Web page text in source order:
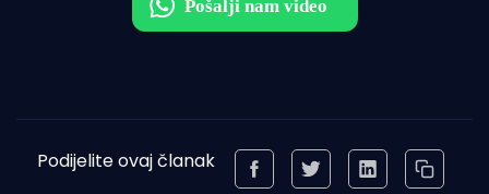
Podijelite ovaj članak